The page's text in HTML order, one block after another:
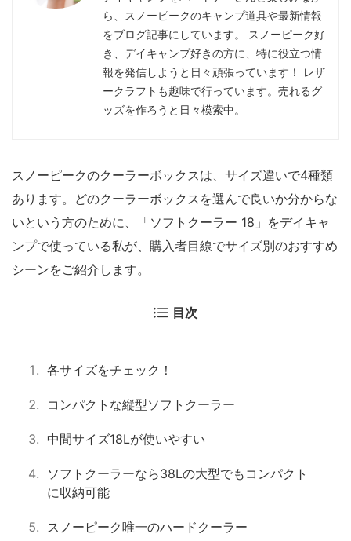
ら、スノーピークのキャンプ道具や最新情報
をブログ記事にしています。 スノーピーク好
き、デイキャンプ好きの方に、特に役立つ情
報を発信しようと日々頑張っています！ レザ
ークラフトも趣味で行っています。売れるグ
ッズを作ろうと日々模索中。
スノーピークのクーラーボックスは、サイズ違いで4種類
あります。どのクーラーボックスを選んで良いか分からな
いという方のために、「ソフトクーラー 18」をデイキャ
ンプで使っている私が、購入者目線でサイズ別のおすすめ
シーンをご紹介します。
目次
各サイズをチェック！
コンパクトな縦型ソフトクーラー
中間サイズ18Lが使いやすい
ソフトクーラーなら38Lの大型でもコンパクト
に収納可能
スノーピーク唯一のハードクーラー